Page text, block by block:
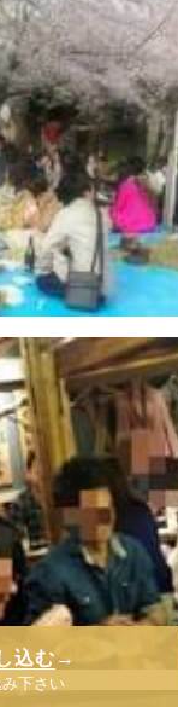
込む →
下さい